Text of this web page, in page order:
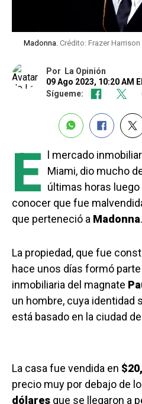
Madonna. Crédito: Frazer
Por La Opinión
09 Ago 2023, 10:20 AM
Sígueme:
E l mercado
Miami, dio mucho
últimas horas luego
conocer que fue
que perteneció a Madonna.
La propiedad, que fue
hace unos días formó
inmobiliaria del magnate
un hombre, cuya identidad
está basado en la ciudad
La casa fue vendida en
precio muy por debajo de
dólares que se llegaron a